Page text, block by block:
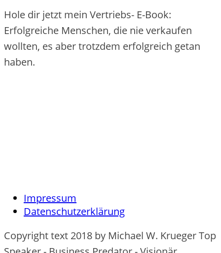
Hole dir jetzt mein Vertriebs- E-Book:
Erfolgreiche Menschen, die nie verkaufen
wollten, es aber trotzdem erfolgreich getan
haben.
Impressum
Datenschutzerklärung
Copyright text 2018 by Michael W. Krueger Top